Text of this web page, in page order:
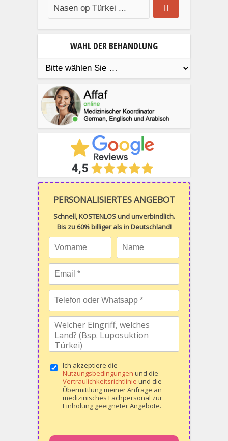
WAHL DER BEHANDLUNG
PERSONALISIERTES ANGEBOT
Schnell, KOSTENLOS und unverbindlich.
Bis zu 60% billiger als in Deutschland!
Ich akzeptiere die
Nutzungsbedingungen und die
Vertraulichkeitsrichtlinie und die
Übermittlung meiner Anfrage an
medizinisches Fachpersonal zur
Einholung geeigneter Angebote.